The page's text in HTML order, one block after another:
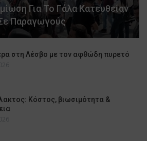
Για Το Γάλα Κατευθείαν
Παραγωγούς
στη Λέσβο με τον αφθώδη πυρετό
Κόστος, βιωσιμότητα &